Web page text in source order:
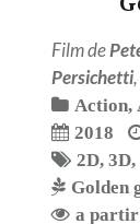
Film de
Persichetti
Action,
2018
2D,3D,
Golden
a partir